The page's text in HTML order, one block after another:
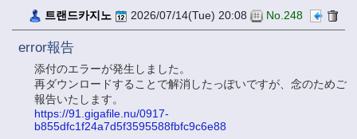
트랜드카지노 2026/07/14(Tue) 20:08 No.248
error報告
添付のエラーが発生しました。
再ダウンロードすることで解消したっぽいですが、念のためご
報告いたします。
https://91.gigafile.nu/0917-
b855dfc1f24a7d5f3595588fbfc9c6e88